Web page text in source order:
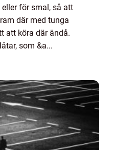
för smal, så att
där med tunga
att köra där ändå.
som &a...